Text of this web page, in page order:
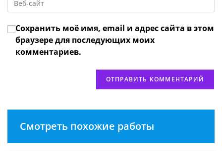
прокомментировать
чтобы
URL
веб-
сайта
(необязательно)
Сохранить моё имя, email и адрес сайта в этом
браузере для последующих моих
комментариев.
Смотреть похожие работы